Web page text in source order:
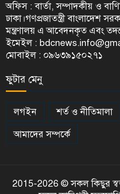
অফিস : বার্তা, সম্পাদকীয় ও
ঢাকা।গণপ্রজাতন্ত্রী বাংলাদেশ
মন্ত্রণালয় এ আবেদনকৃত এবং
ইমেইল :
মোবাইল : ০৯৬৩৯১৫০২৭১
ফুটার মেনু
লগইন শর্ত ও নীতিমালা
আমাদের সম্পর্কে
2015-2026 © সকল কিছুর